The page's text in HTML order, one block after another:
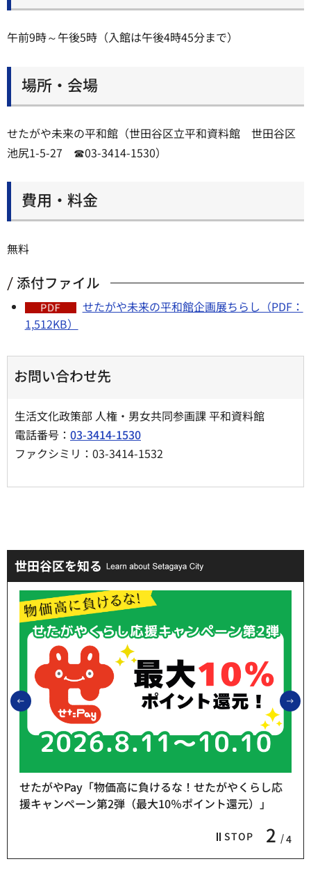
午前9時～午後5時（入館は午後4時45分まで）
場所・会場
せたがや未来の平和館（世田谷区立平和資料館 世田谷区
池尻1-5-27 ☎03-3414-1530）
費用・料金
無料
添付ファイル
せたがや未来の平和館企画展ちらし（PDF：
1,512KB）
お問い合わせ先
生活文化政策部 人権・男女共同参画課 平和資料館
電話番号： 03-3414-1530
ファクシミリ：03-3414-1532
世田谷区を知る
前のスライドを表示
STOP 2 4
せたがやPay「物価高に負けるな！せたがやくらし応
援キャンペーン第2弾（最大10％ポイント還元）」